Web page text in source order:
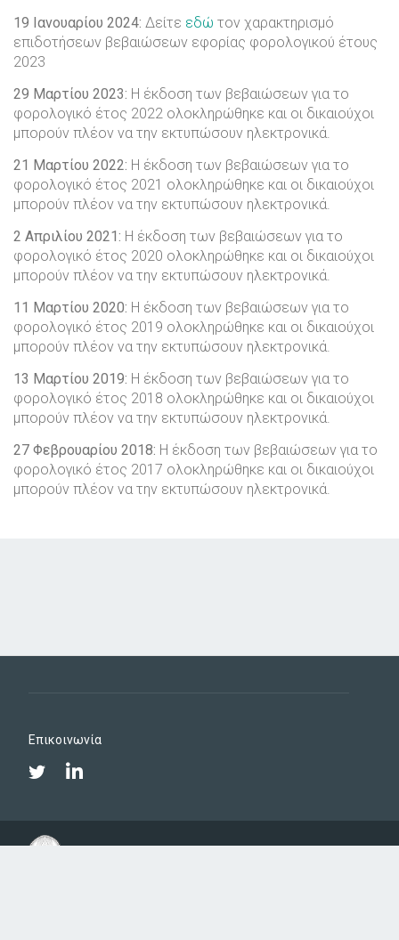
19 Ιανουαρίου 2024: Δείτε εδώ τον χαρακτηρισμό
επιδοτήσεων βεβαιώσεων εφορίας φορολογικού έτους
2023
29 Μαρτίου 2023: Η έκδοση των βεβαιώσεων για το
φορολογικό έτος 2022 ολοκληρώθηκε και οι δικαιούχοι
μπορούν πλέον να την εκτυπώσουν ηλεκτρονικά.
21 Μαρτίου 2022: Η έκδοση των βεβαιώσεων για το
φορολογικό έτος 2021 ολοκληρώθηκε και οι δικαιούχοι
μπορούν πλέον να την εκτυπώσουν ηλεκτρονικά.
2 Απριλίου 2021: Η έκδοση των βεβαιώσεων για το
φορολογικό έτος 2020 ολοκληρώθηκε και οι δικαιούχοι
μπορούν πλέον να την εκτυπώσουν ηλεκτρονικά.
11 Μαρτίου 2020: Η έκδοση των βεβαιώσεων για το
φορολογικό έτος 2019 ολοκληρώθηκε και οι δικαιούχοι
μπορούν πλέον να την εκτυπώσουν ηλεκτρονικά.
13 Μαρτίου 2019: Η έκδοση των βεβαιώσεων για το
φορολογικό έτος 2018 ολοκληρώθηκε και οι δικαιούχοι
μπορούν πλέον να την εκτυπώσουν ηλεκτρονικά.
27 Φεβρουαρίου 2018: Η έκδοση των βεβαιώσεων για το
φορολογικό έτος 2017 ολοκληρώθηκε και οι δικαιούχοι
μπορούν πλέον να την εκτυπώσουν ηλεκτρονικά.
Επικοινωνία
TwitterLinkedIn